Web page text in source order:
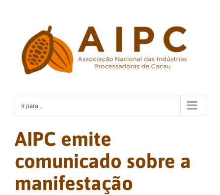
conteúdo
Ir para...
AIPC emite
comunicado sobre a
manifestação